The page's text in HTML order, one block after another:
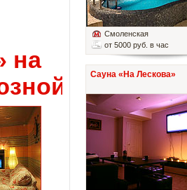
Смоленская
от 5000 руб. в час
Сауна «На Лескова»
на